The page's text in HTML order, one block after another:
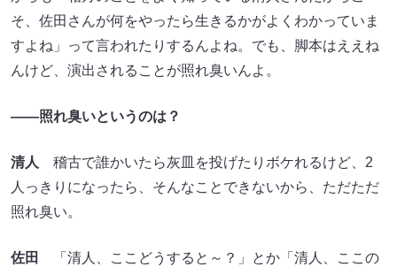
そ、佐田さんが何をやったら生きるかがよくわかっていま
すよね」って言われたりするんよね。でも、脚本はええね
んけど、演出されることが照れ臭いんよ。
――照れ臭いというのは？
清人
稽古で誰かいたら灰皿を投げたりボケれるけど、2
人っきりになったら、そんなことできないから、ただただ
照れ臭い。
佐田
「清人、ここどうすると～？」とか「清人、ここの